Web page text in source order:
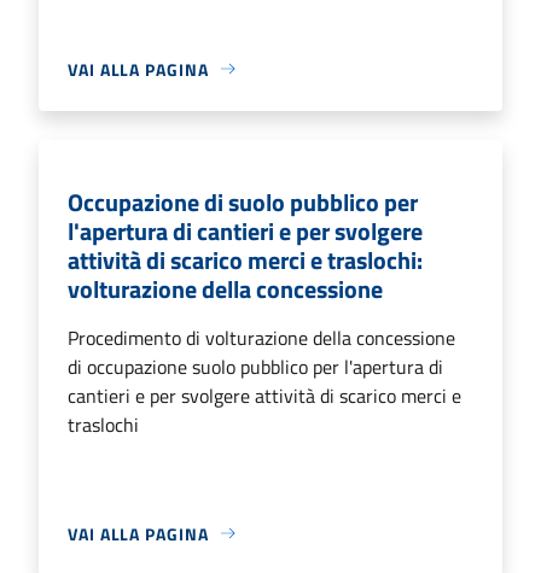
VAI ALLA PAGINA
Occupazione di suolo pubblico per
l'apertura di cantieri e per svolgere
attività di scarico merci e traslochi:
volturazione della concessione
Procedimento di volturazione della concessione
di occupazione suolo pubblico per l'apertura di
cantieri e per svolgere attività di scarico merci e
traslochi
VAI ALLA PAGINA